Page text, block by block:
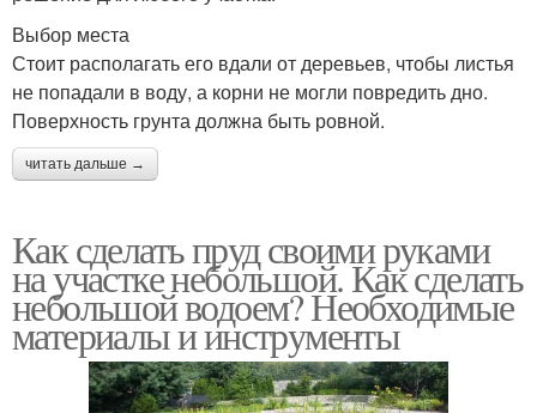
Выбор места
Стоит располагать его вдали от деревьев, чтобы листья
не попадали в воду, а корни не могли повредить дно.
Поверхность грунта должна быть ровной.
читать дальше →
Как сделать пруд своими руками
на участке небольшой. Как сделать
небольшой водоем? Необходимые
материалы и инструменты